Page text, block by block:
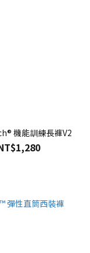
機能訓練長褲V2